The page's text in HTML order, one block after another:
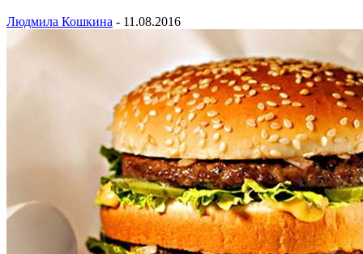
Людмила Кошкина - 11.08.2016